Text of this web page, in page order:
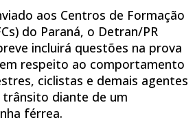
aos Centros de Formação
do Paraná, o Detran/PR
incluirá questões na prova
respeito ao comportamento
ciclistas e demais agentes
diante de um
férrea.